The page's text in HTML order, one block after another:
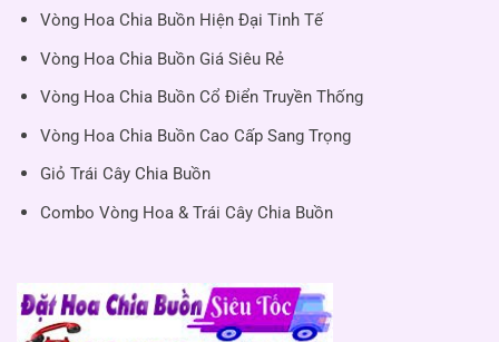
Vòng Hoa Chia Buồn Hiện Đại Tinh Tế
Vòng Hoa Chia Buồn Giá Siêu Rẻ
Vòng Hoa Chia Buồn Cổ Điển Truyền Thống
Vòng Hoa Chia Buồn Cao Cấp Sang Trọng
Giỏ Trái Cây Chia Buồn
Combo Vòng Hoa & Trái Cây Chia Buồn